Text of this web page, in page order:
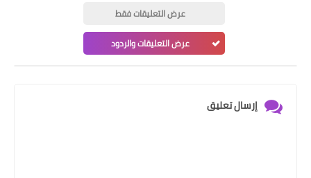
عرض التعليقات فقط
عرض التعليقات والردود
إرسال تعليق